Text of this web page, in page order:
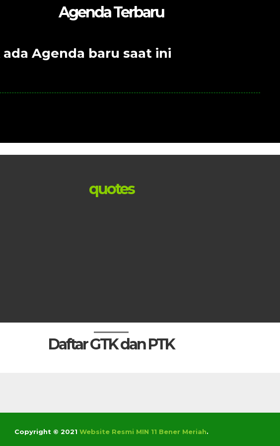
Agenda Terbaru
Agenda baru saat ini
quotes
Daftar GTK dan PTK
Copyright © 2021 Website Resmi MIN 11 Bener Meriah.